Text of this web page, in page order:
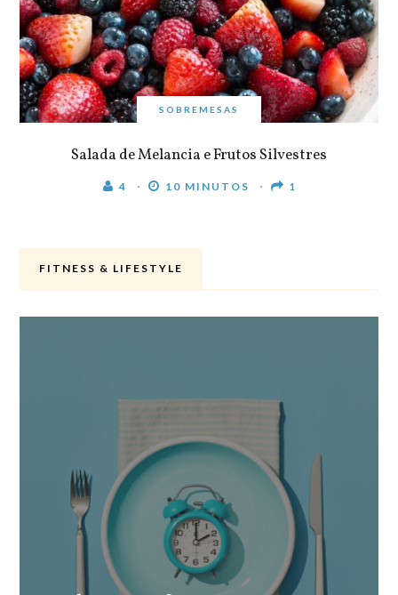
SOBREMESAS
Salada de Melancia e Frutos Silvestres
4 10 MINUTOS 1
FITNESS & LIFESTYLE